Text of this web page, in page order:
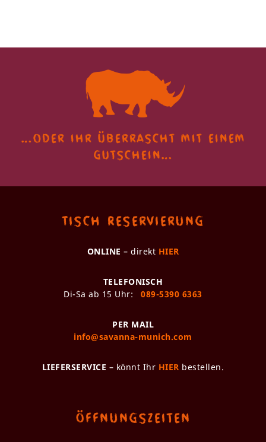
…oder ihr überrascht mit einem
gutschein…
Tisch Reservierung
ONLINE – direkt HIER
TELEFONISCH
Di-Sa ab 15 Uhr:
089-5390 6363
PER MAIL
info@savanna-munich.com
LIEFERSERVICE – könnt Ihr HIER bestellen.
Öffnungszeiten